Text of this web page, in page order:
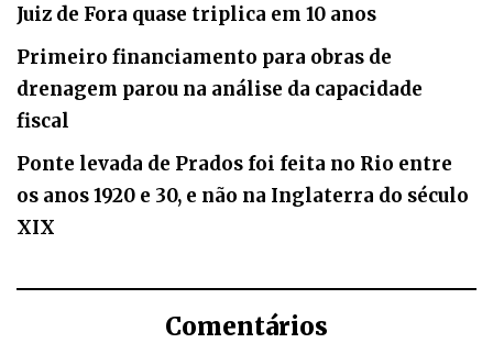
Juiz de Fora quase triplica em 10 anos
Primeiro financiamento para obras de
drenagem parou na análise da capacidade
fiscal
Ponte levada de Prados foi feita no Rio entre
os anos 1920 e 30, e não na Inglaterra do século
XIX
Comentários